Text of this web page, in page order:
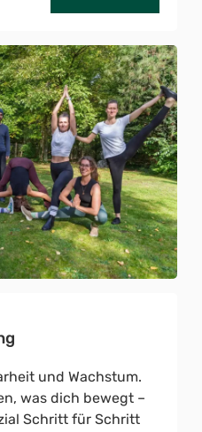
und Wachstum.
was dich bewegt –
Schritt für Schritt